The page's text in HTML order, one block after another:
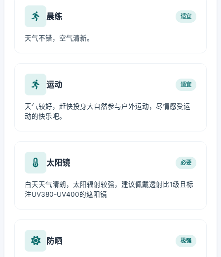
晨练 适宜
天气不错，空气清新。
运动 适宜
天气较好，赶快投身大自然参与户外运动，尽情感受运
动的快乐吧。
太阳镜 必要
白天天气晴朗，太阳辐射较强，建议佩戴透射比1级且标
注UV380-UV400的遮阳镜
防晒 极强